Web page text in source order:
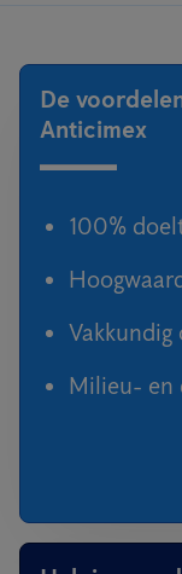
De
Anticimex
100%
Milieu- en